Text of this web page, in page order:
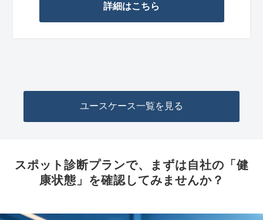
詳細はこちら
ユースケース一覧を見る
スポット診断プランで、まずは自社の「健
康状態」を確認してみませんか？